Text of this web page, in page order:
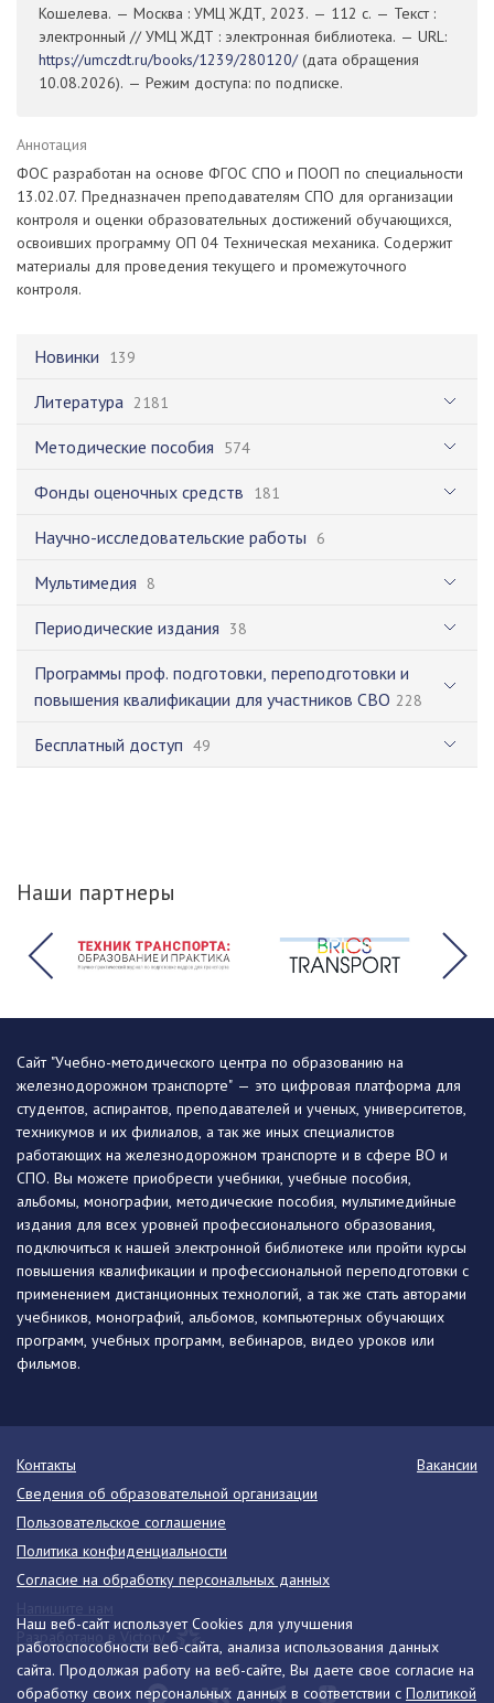
Новинки 139
Литература 2181
Методические пособия 574
Фонды оценочных средств 181
Научно-исследовательские работы 6
Мультимедия 8
Периодические издания 38
Программы проф. подготовки, переподготовки и
повышения квалификации для участников СВО 228
Бесплатный доступ 49
Кошелева. — Москва : УМЦ ЖДТ, 2023. — 112 с. — Текст :
электронный // УМЦ ЖДТ : электронная библиотека. — URL:
https://umczdt.ru/books/1239/280120/(дата обращения
10.08.2026). — Режим доступа: по подписке.
Аннотация
ФОС разработан на основе ФГОС СПО и ПООП по специальности
13.02.07. Предназначен преподавателям СПО для организации
контроля и оценки образовательных достижений обучающихся,
освоивших программу ОП 04 Техническая механика. Содержит
материалы для проведения текущего и промежуточного
контроля.
Наши партнеры
Наш веб-сайт использует Cookies для улучшения
работоспособности веб-сайта, анализа использования данных
сайта. Продолжая работу на веб-сайте, Вы даете свое согласие на
обработку своих персональных данных в соответствии с Политикой
Сайт "Учебно-методического центра по образованию на
железнодорожном транспорте" — это цифровая платформа для
студентов, аспирантов, преподавателей и ученых, университетов,
техникумов и их филиалов, а так же иных специалистов
работающих на железнодорожном транспорте и в сфере ВО и
СПО. Вы можете приобрести учебники, учебные пособия,
альбомы, монографии, методические пособия, мультимедийные
издания для всех уровней профессионального образования,
подключиться к нашей электронной библиотеке или пройти курсы
повышения квалификации и профессиональной переподготовки с
применением дистанционных технологий, а так же стать авторами
учебников, монографий, альбомов, компьютерных обучающих
программ, учебных программ, вебинаров, видео уроков или
фильмов.
Контакты
Вакансии
Сведения об образовательной организации
Пользовательское соглашение
Политика конфиденциальности
Согласие на обработку персональных данных
Разработано в Victory